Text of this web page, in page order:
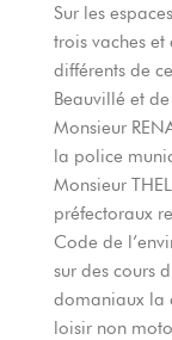
Sur les
trois vaches et
différents de
Beauvillé et
Monsieur
la police
Monsieur
préfectoraux
Code de
sur des cours
domaniaux la
loisir non